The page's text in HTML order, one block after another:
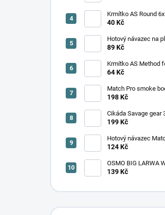
Krmítko AS Round
40 Kč
Hotový návazec na
trnem vel. 6 - 12. V
89 Kč
Krmítko AS Method
Větší
64 Kč
Match Pro smoke
Mango (100 ml)
198 Kč
Cikáda Savage gear
Cicada 3,3 cm, hnědá
199 Kč
Hotový návazec
Masters M19
124 Kč
OSMO BIG LARWA
TOXIC (velká larva)
139 Kč